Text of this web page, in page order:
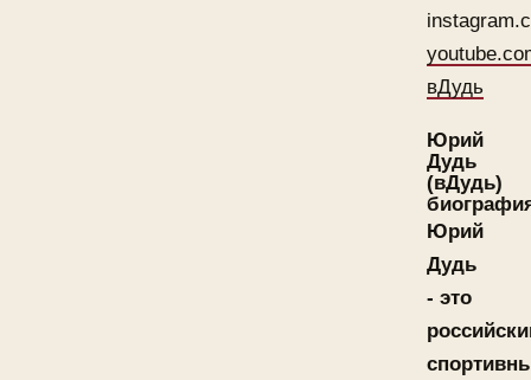
вДудь
Юрий
Дудь
(вДудь)
Юрий
Дудь
- это